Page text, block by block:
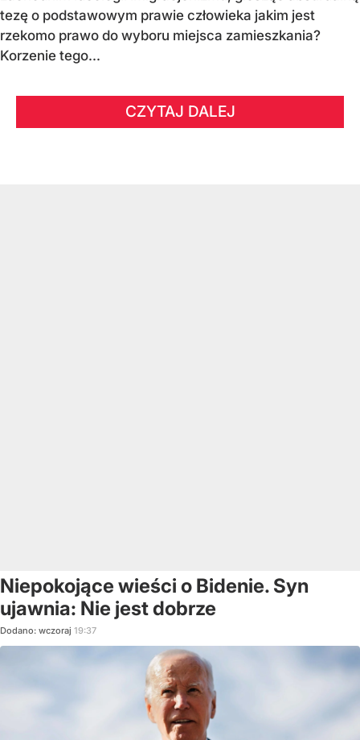
tezę o podstawowym prawie człowieka jakim jest
rzekomo prawo do wyboru miejsca zamieszkania?
Korzenie tego...
CZYTAJ DALEJ
Niepokojące wieści o Bidenie. Syn
ujawnia: Nie jest dobrze
Dodano: wczoraj 19:37